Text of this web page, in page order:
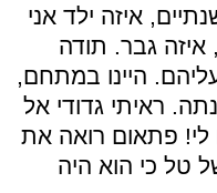
איזה ילד אני
גבר. תודה
היינו במתחם,
ראיתי גדודי אל
לי! פתאום רואה את
טל כי הוא היה